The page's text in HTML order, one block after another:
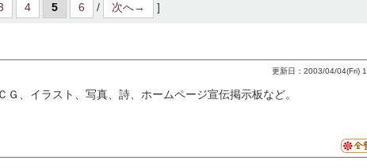
4 5 6 / 次へ→ ]
更新日：2003/04/04(Fri)
、イラスト、写真、詩、ホームページ宣伝掲示板など。